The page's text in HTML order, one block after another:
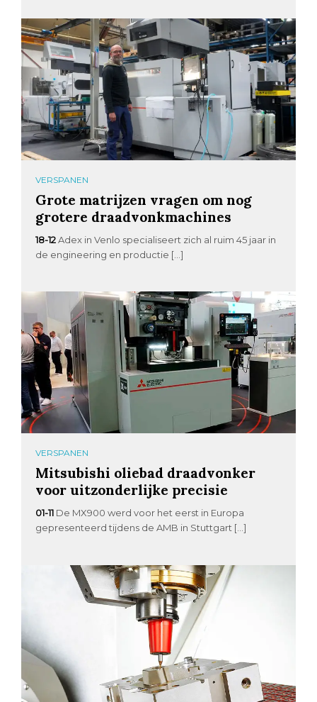
VERSPANEN
Grote matrijzen vragen om nog
grotere draadvonkmachines
18-12 Adex in Venlo specialiseert zich al ruim 45 jaar in
de engineering en productie […]
VERSPANEN
Mitsubishi oliebad draadvonker
voor uitzonderlijke precisie
01-11 De MX900 werd voor het eerst in Europa
gepresenteerd tijdens de AMB in Stuttgart […]